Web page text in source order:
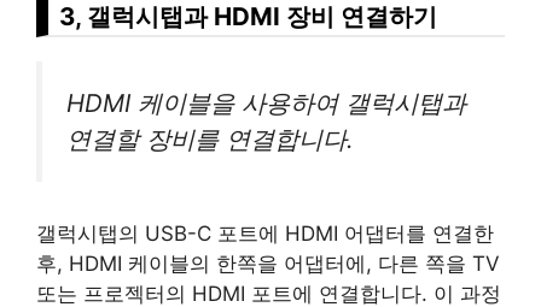
3, 갤럭시탭과 HDMI 장비 연결하기
HDMI 케이블을 사용하여 갤럭시탭과
연결할 장비를 연결합니다.
갤럭시탭의 USB-C 포트에 HDMI 어댑터를 연결한
후, HDMI 케이블의 한쪽을 어댑터에, 다른 쪽을 TV
또는 프로젝터의 HDMI 포트에 연결합니다. 이 과정